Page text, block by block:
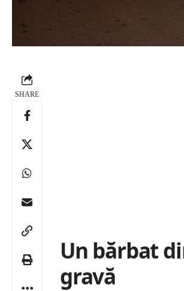
SHARE
Un bărbat
gravă